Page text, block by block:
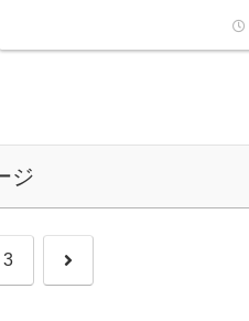
ジ
3 次